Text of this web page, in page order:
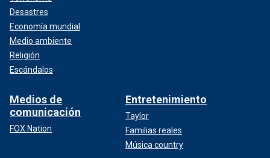
Desastres
Economía mundial
Medio ambiente
Religión
Escándalos
Medios de
comunicación
FOX Nation
Entretenimiento
Taylor
Familias reales
Música country